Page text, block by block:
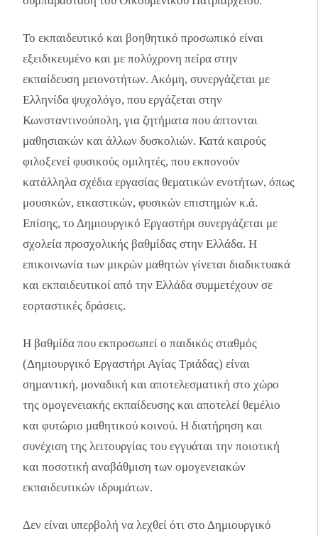
Το εκπαιδευτικό και βοηθητικό προσωπικό είναι
εξειδικευμένο και με πολύχρονη πείρα στην
εκπαίδευση μειονοτήτων. Ακόμη, συνεργάζεται με
Ελληνίδα ψυχολόγο, που εργάζεται στην
Κωνσταντινούπολη, για ζητήματα που άπτονται
μαθησιακών και άλλων δυσκολιών. Κατά καιρούς
φιλοξενεί φυσικούς ομιλητές, που εκπονούν
κατάλληλα σχέδια εργασίας θεματικών ενοτήτων, όπως
μουσικών, εικαστικών, φυσικών επιστημών κ.ά.
Επίσης, το Δημιουργικό Εργαστήρι συνεργάζεται με
σχολεία προσχολικής βαθμίδας στην Ελλάδα. Η
επικοινωνία των μικρών μαθητών γίνεται διαδικτυακά
και εκπαιδευτικοί από την Ελλάδα συμμετέχουν σε
εορταστικές δράσεις.
Η βαθμίδα που εκπροσωπεί ο παιδικός σταθμός
(Δημιουργικό Εργαστήρι Αγίας Τριάδας) είναι
σημαντική, μοναδική και αποτελεσματική στο χώρο
της ομογενειακής εκπαίδευσης και αποτελεί θεμέλιο
και φυτώριο μαθητικού κοινού. Η διατήρηση και
συνέχιση της λειτουργίας του εγγυάται την ποιοτική
και ποσοτική αναβάθμιση των ομογενειακών
εκπαιδευτικών ιδρυμάτων.
Δεν είναι υπερβολή να λεχθεί ότι στο Δημιουργικό